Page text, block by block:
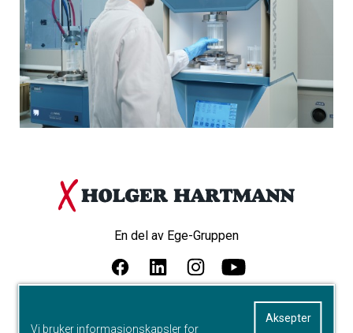
En del av Ege-Gruppen
Vi bruker informasjonskapsler for
Aksepter